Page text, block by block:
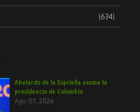
(634)
Abelardo de la Espriella asume la
presidencia de Colombia
Ago 07, 2026